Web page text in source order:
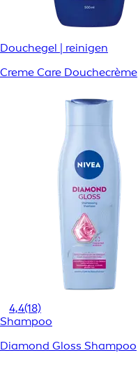
Douchegel | reinigen
Creme Care Douchecrème
4,4(18)
Shampoo
Diamond Gloss Shampoo